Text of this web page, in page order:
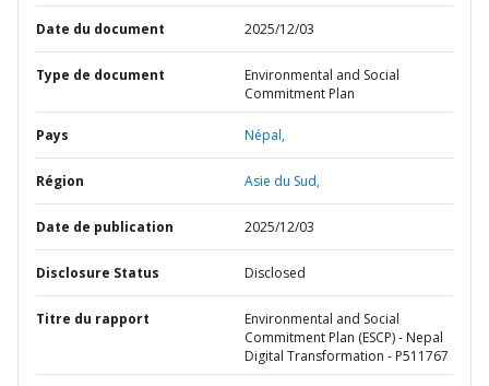
Date du document 2025/12/03
Type de document
Environmental and Social
Commitment Plan
Pays Népal,
Région Asie du Sud,
Date de publication 2025/12/03
Disclosure Status Disclosed
Titre du rapport
Environmental and Social
Commitment Plan (ESCP) - Nepal
Digital Transformation - P511767